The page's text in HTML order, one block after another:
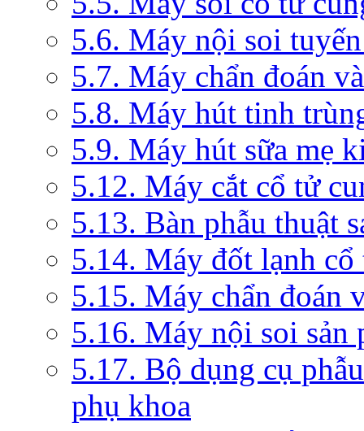
5.6. Máy nội soi
5.7. Máy chẩn đoán
5.8. Máy hút tinh
5.9. Máy hút sữa mẹ
5.12. Máy cắt cổ tử
5.13. Bàn phẫu thuật
5.14. Máy đốt lạnh
5.15. Máy chẩn đoán
5.16. Máy nội soi sản
5.17. Bộ dụng cụ
phụ khoa